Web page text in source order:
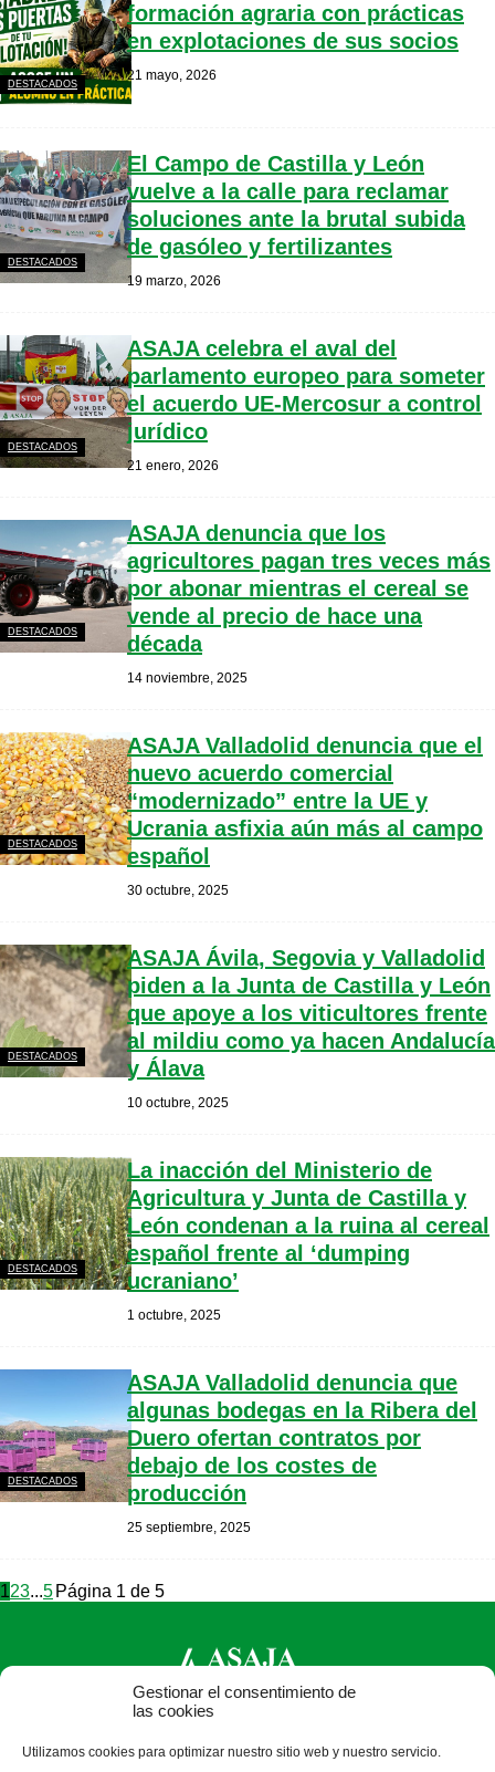
Gestionar el consentimiento de
las cookies
Utilizamos cookies para optimizar nuestro sitio web y nuestro servicio.
DESTACADOS
formación agraria con prácticas
en explotaciones de sus socios
21 mayo, 2026
DESTACADOS
El Campo de Castilla y León
vuelve a la calle para reclamar
soluciones ante la brutal subida
de gasóleo y fertilizantes
19 marzo, 2026
DESTACADOS
ASAJA celebra el aval del
parlamento europeo para someter
el acuerdo UE-Mercosur a control
jurídico
21 enero, 2026
DESTACADOS
ASAJA denuncia que los
agricultores pagan tres veces más
por abonar mientras el cereal se
vende al precio de hace una
década
14 noviembre, 2025
DESTACADOS
ASAJA Valladolid denuncia que el
nuevo acuerdo comercial
“modernizado” entre la UE y
Ucrania asfixia aún más al campo
español
30 octubre, 2025
DESTACADOS
ASAJA Ávila, Segovia y Valladolid
piden a la Junta de Castilla y León
que apoye a los viticultores frente
al mildiu como ya hacen Andalucía
y Álava
10 octubre, 2025
DESTACADOS
La inacción del Ministerio de
Agricultura y Junta de Castilla y
León condenan a la ruina al cereal
español frente al ‘dumping
ucraniano’
1 octubre, 2025
DESTACADOS
ASAJA Valladolid denuncia que
algunas bodegas en la Ribera del
Duero ofertan contratos por
debajo de los costes de
producción
25 septiembre, 2025
123...5 Página 1 de 5